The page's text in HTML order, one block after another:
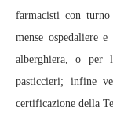
farmacisti con
mense ospedaliere
alberghiera, o per
pasticcieri; infine
certificazione della